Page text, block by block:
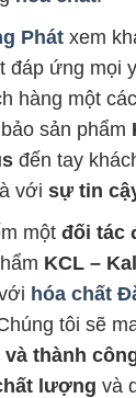
Phát xem
đáp ứng mọi
hàng một
sản phẩm
đến tay
với sự tin
một đối tác
KCL –
hóa chất
tôi sẽ
thành
lượng và